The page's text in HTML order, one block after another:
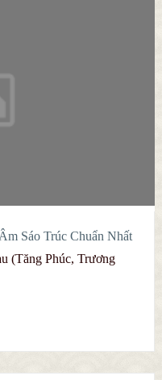
Sáo Trúc Chuẩn Nhất
(Tăng Phúc, Trương